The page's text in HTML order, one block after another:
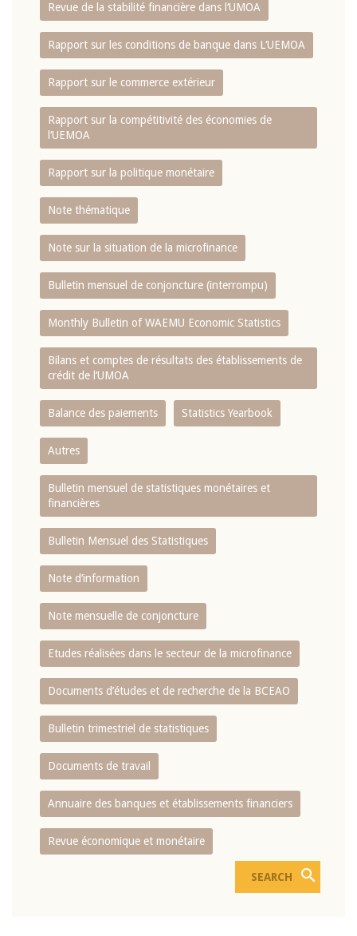
Revue de la stabilité financière dans l‘UMOA
Rapport sur les conditions de banque dans L‘UEMOA
Rapport sur le commerce extérieur
Rapport sur la compétitivité des économies de
l‘UEMOA
Rapport sur la politique monétaire
Note thématique
Note sur la situation de la microfinance
Bulletin mensuel de conjoncture (interrompu)
Monthly Bulletin of WAEMU Economic Statistics
Bilans et comptes de résultats des établissements de
crédit de l‘UMOA
Balance des paiements Statistics Yearbook
Autres
Bulletin mensuel de statistiques monétaires et
financières
Bulletin Mensuel des Statistiques
Note d’information
Note mensuelle de conjoncture
Etudes réalisées dans le secteur de la microfinance
Documents d’études et de recherche de la BCEAO
Bulletin trimestriel de statistiques
Documents de travail
Annuaire des banques et établissements financiers
Revue économique et monétaire